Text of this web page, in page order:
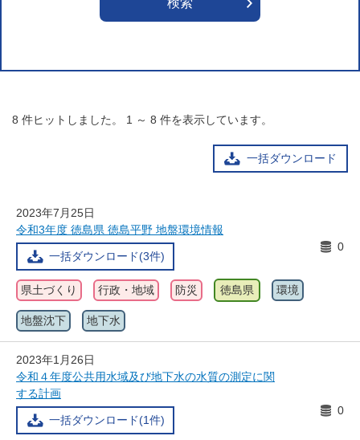
8 件ヒットしました。 1 ～ 8 件を表示しています。
一括ダウンロード
2023年7月25日
令和3年度 徳島県 徳島平野 地盤環境情報
一括ダウンロード(3件)
0
県土づくり 行政・地域 防災 徳島県 環境
地盤沈下 地下水
2023年1月26日
令和４年度公共用水域及び地下水の水質の測定に関
する計画
一括ダウンロード(1件)
0